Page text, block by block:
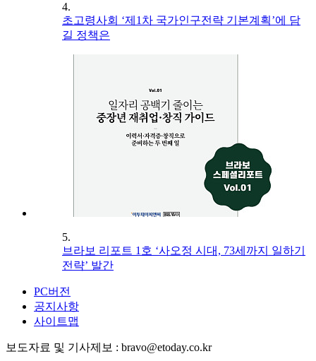
4.
초고령사회 ‘제1차 국가인구전략 기본계획’에 담
길 정책은
5.
브라보 리포트 1호 ‘사오정 시대, 73세까지 일하기
전략’ 발간
PC버전
공지사항
사이트맵
보도자료 및 기사제보 : bravo@etoday.co.kr